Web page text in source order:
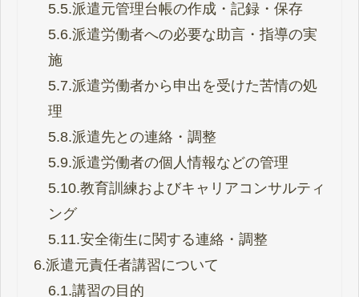
5.5.派遣元管理台帳の作成・記録・保存
5.6.派遣労働者への必要な助言・指導の実
施
5.7.派遣労働者から申出を受けた苦情の処
理
5.8.派遣先との連絡・調整
5.9.派遣労働者の個人情報などの管理
5.10.教育訓練およびキャリアコンサルティ
ング
5.11.安全衛生に関する連絡・調整
6.派遣元責任者講習について
6.1.講習の目的